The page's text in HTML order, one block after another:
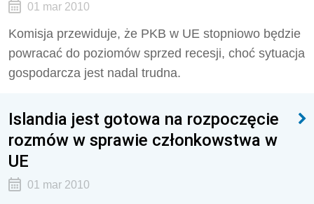
01 mar 2010
Komisja przewiduje, że PKB w UE stopniowo będzie
powracać do poziomów sprzed recesji, choć sytuacja
gospodarcza jest nadal trudna.
Islandia jest gotowa na rozpoczęcie
rozmów w sprawie członkowstwa w
UE
01 mar 2010